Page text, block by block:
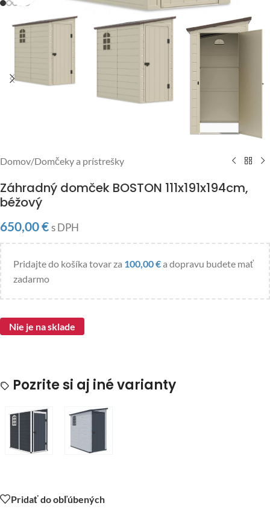
Domov/Domčeky a prístrešky
Záhradný domček BOSTON 111x191x194cm,
béžový
650,00€ s DPH
Pridajte do košíka tovar za 100,00€a dopravu budete mať
zadarmo
Nie je na sklade
Pozrite si aj iné varianty
Pridať do obľúbených